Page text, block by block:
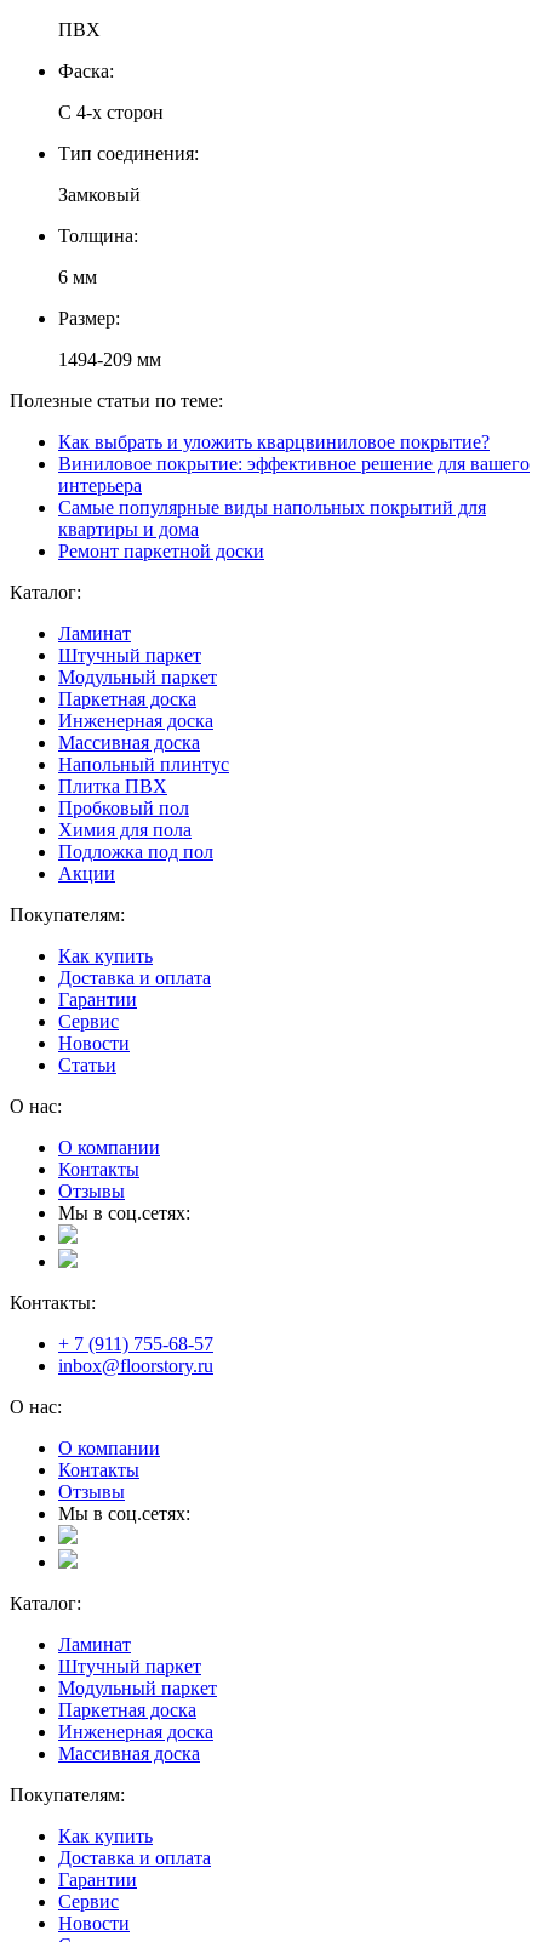
ПВХ
Фаска:
С 4-х сторон
Тип соединения:
Замковый
Толщина:
6 мм
Размер:
1494-209 мм
Полезные статьи по теме:
Как выбрать и уложить кварцвиниловое покрытие?
Виниловое покрытие: эффективное решение для вашего
интерьера
Самые популярные виды напольных покрытий для
квартиры и дома
Ремонт паркетной доски
Каталог:
Ламинат
Штучный паркет
Модульный паркет
Паркетная доска
Инженерная доска
Массивная доска
Напольный плинтус
Плитка ПВХ
Пробковый пол
Химия для пола
Подложка под пол
Акции
Покупателям:
Как купить
Доставка и оплата
Гарантии
Сервис
Новости
Статьи
О нас:
О компании
Контакты
Отзывы
Мы в соц.сетях:
Контакты:
+ 7 (911) 755-68-57
inbox@floorstory.ru
О нас:
О компании
Контакты
Отзывы
Мы в соц.сетях:
Каталог:
Ламинат
Штучный паркет
Модульный паркет
Паркетная доска
Инженерная доска
Массивная доска
Покупателям:
Как купить
Доставка и оплата
Гарантии
Сервис
Новости